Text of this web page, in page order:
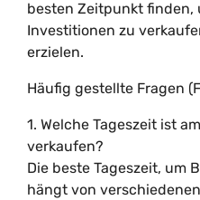
besten Zeitpunkt finden,
Investitionen zu
erzielen.
Häufig gestellte Fragen
1. Welche Tageszeit ist
verkaufen?
Die beste Tageszeit, um
hängt von